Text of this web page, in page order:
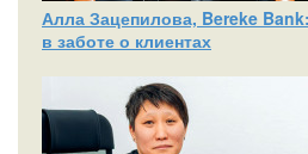
Алла Зацепилова, Bereke
в заботе о клиентах